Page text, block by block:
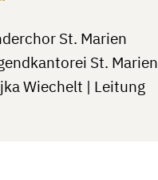
St. Marien
St. Marien
Wiechelt | Leitung